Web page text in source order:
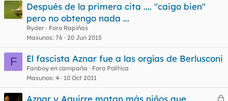
Después de la primera cita .... "caigo bien"
pero no obtengo nada ...
Ryder
Foro Rapiñas
Masunos 76 20 Jun 2015
F El fascista Aznar fue a las orgías de Berlusconi
Fanboy en campaña
Foro Política
Masunos 4 10 Oct 2011
C
Aznar y Aguirre matan más niños que